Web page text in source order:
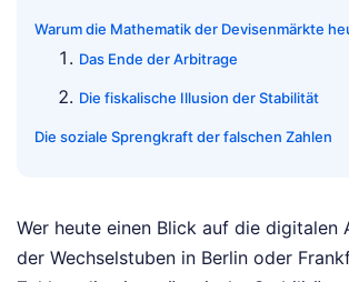
Warum die Mathematik der Devisenmärkte
Das Ende der Arbitrage
Die fiskalische Illusion der Stabilität
Die soziale Sprengkraft der falschen Zahlen
Wer heute einen Blick auf die digitalen
der Wechselstuben in Berlin oder